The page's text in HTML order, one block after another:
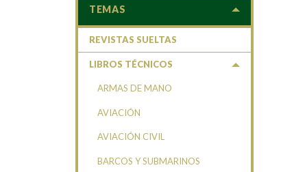
TEMAS
REVISTAS SUELTAS
LIBROS TÉCNICOS
ARMAS DE MANO
AVIACIÓN
AVIACIÓN CIVIL
BARCOS Y SUBMARINOS